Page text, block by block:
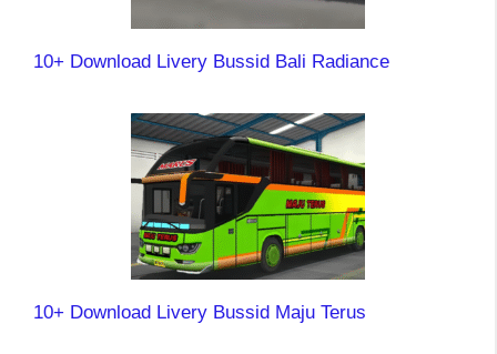
10+ Download Livery Bussid Bali Radiance
10+ Download Livery Bussid Maju Terus